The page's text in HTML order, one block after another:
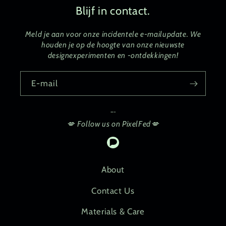
Blijf in contact.
Meld je aan voor onze incidentele e-mailupdate. We
houden je op de hoogte van onze nieuwste
designexperimenten en -ontdekkingen!
E‑mail
...
💋 Follow us on PixelFed💋
Pixelfed
About
Contact Us
Materials & Care